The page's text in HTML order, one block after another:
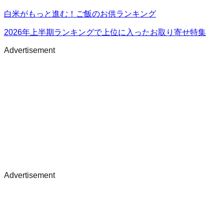
白米がもっと進む！ご飯のお供ランキング
2026年上半期ランキングで上位に入ったお取り寄せ特集
Advertisement
Advertisement